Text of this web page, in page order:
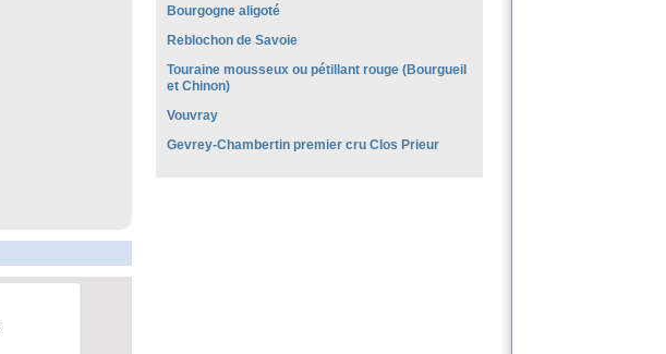
Bourgogne aligoté
Reblochon de Savoie
Touraine mousseux ou pétillant rouge (Bourgueil
et Chinon)
Vouvray
Gevrey-Chambertin premier cru Clos Prieur